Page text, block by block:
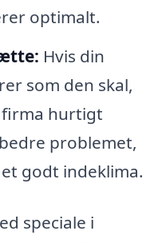
optimalt.
Hvis din
som den skal,
hurtigt
problemet,
godt indeklima.
speciale i